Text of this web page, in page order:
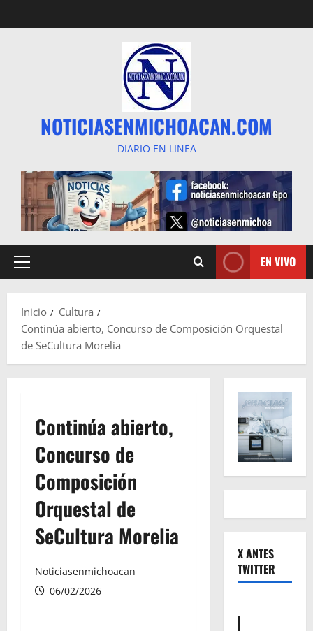
al
NOTICIASENMICHOACAN.COM
DIARIO EN LINEA
Menú
EN VIVO
Inicio
Cultura
Continúa abierto, Concurso de Composición Orquestal
de SeCultura Morelia
Continúa abierto,
Concurso de
Composición
Orquestal de
SeCultura Morelia
Noticiasenmichoacan
06/02/2026
X ANTES
TWITTER